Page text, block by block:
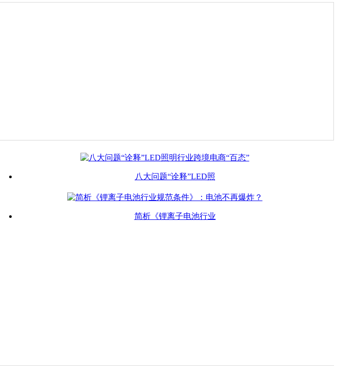
八大问题“诠释”LED照
简析《锂离子电池行业